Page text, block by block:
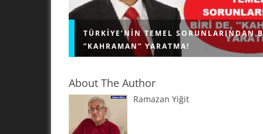
TÜRKIYE’NIN TEMEL SORUNLARINDAN
”KAHRAMAN” YARATMA!
"KAHRAMAN" YARATMA! Geri bıraktırılmış
About The Author
Ramazan Yiğit